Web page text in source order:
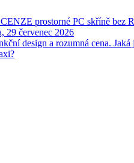
prostorné PC skříně bez
29 červenec 2026
design a rozumná cena. Jaká